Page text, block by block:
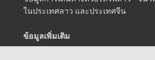
ในประเทศลาว และประเทศจีน
ข้อมูลเพิ่มเติม